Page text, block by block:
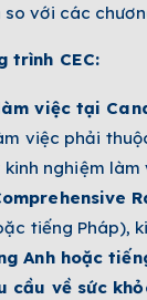
so với các
trình CEC:
việc tại
việc phải
kinh nghiệm
tiếng Pháp),
Anh hoặc
cầu về sức